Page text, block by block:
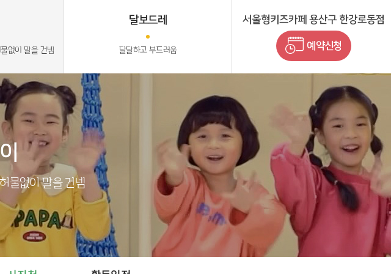
없이 말을 건넴
달보드레
달달하고 부드러움
서울형키즈카페 용산구 한강로동점
예약신청
물없이 말을 건넴